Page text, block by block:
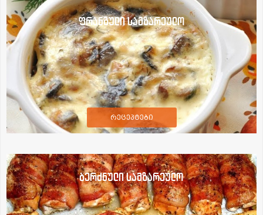
ფრანგული სამზარეულო
რეცეპტები
ბერძნული სამზარეულო